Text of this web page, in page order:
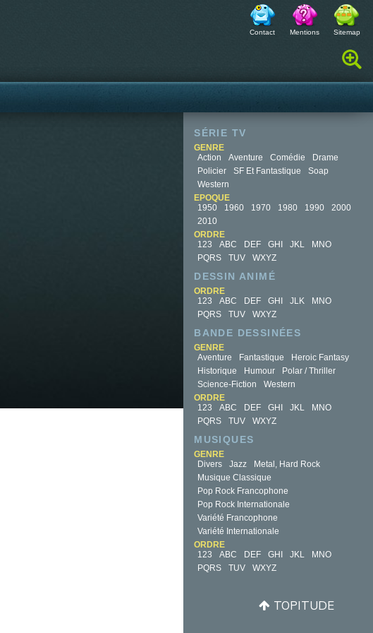
Contact Mentions Sitemap
Rechercher :
SÉRIE TV
GENRE
Action
Aventure Comédie
Drame
Policier
SF Et Fantastique
Soap
Western
EPOQUE
1950
1960 1970 1980 1990
2000
2010
ORDRE
123
ABC DEF GHI JKL
MNO
PQRS
TUV WXYZ
DESSIN ANIMÉ
ORDRE
123
ABC DEF GHI JLK
MNO
PQRS
TUV WXYZ
BANDE DESSINÉES
GENRE
Aventure
Fantastique
Heroic Fantasy
Historique
Humour
Polar / Thriller
Science-Fiction
Western
ORDRE
123
ABC DEF GHI JKL
MNO
PQRS
TUV WXYZ
MUSIQUES
GENRE
Divers
Jazz
Metal, Hard Rock
Musique Classique
Pop Rock Francophone
Pop Rock Internationale
Variété Francophone
Variété Internationale
ORDRE
123
ABC DEF GHI JKL
MNO
PQRS
TUV WXYZ
TOPITUDE